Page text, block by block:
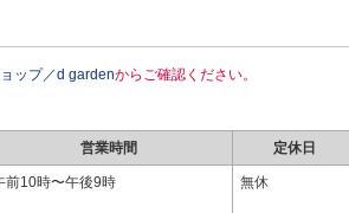
ョップ／d gardenからご確認ください。
営業時間 定休日
前10時〜午後9時 無休